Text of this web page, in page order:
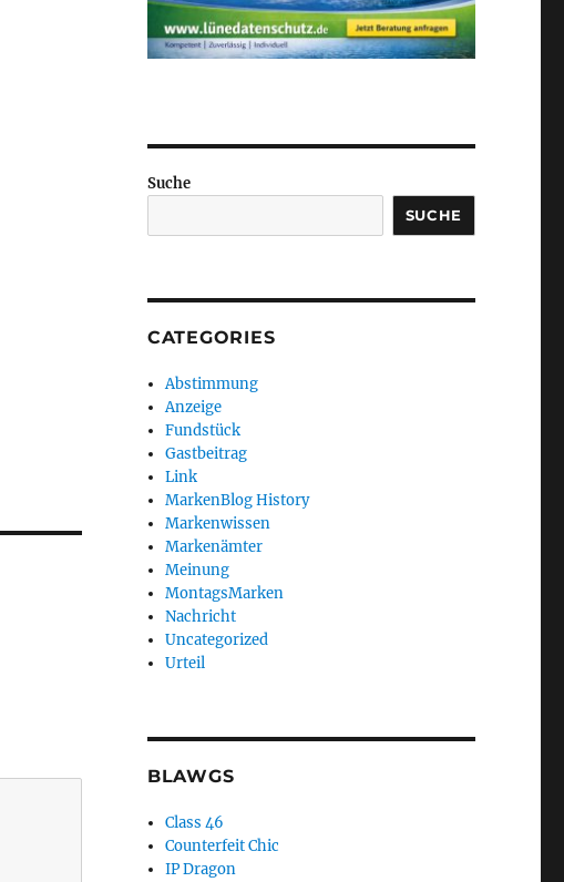
Suche
SUCHE
CATEGORIES
Abstimmung
Anzeige
Fundstück
Gastbeitrag
Link
MarkenBlog History
Markenwissen
Markenämter
Meinung
MontagsMarken
Nachricht
Uncategorized
Urteil
BLAWGS
Class 46
Counterfeit Chic
IP Dragon